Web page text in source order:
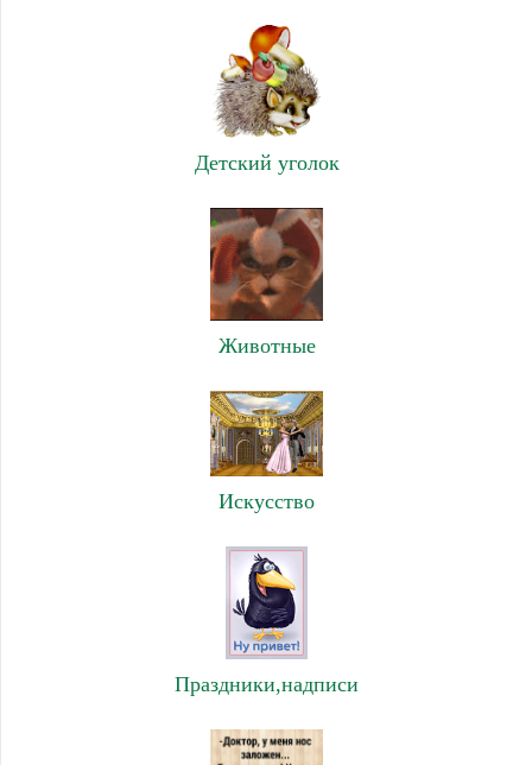
Детский уголок
Животные
Искусство
Праздники,надписи